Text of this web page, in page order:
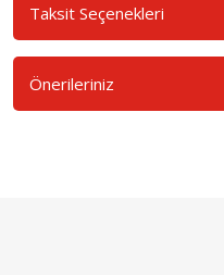
Taksit Seçenekleri
Önerileriniz